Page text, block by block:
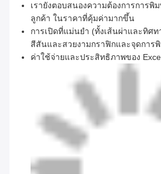
เรายังตอบสนองความต้องการการพิ
ลูกค้า ในราคาที่คุ้มค่ามากขึ้น
การเปิดที่แม่นยํา (ทั้งเส้นผ่าและทิศท
สีสันและสวยงามกราฟิกและจุดการ
ค่าใช้จ่ายและประสิทธิภาพของ